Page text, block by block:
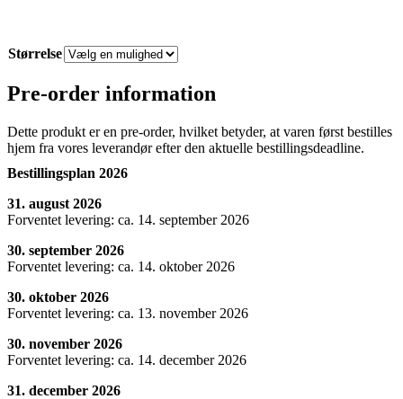
Størrelse
Pre-order information
Dette produkt er en pre-order, hvilket betyder, at varen først bestilles
hjem fra vores leverandør efter den aktuelle bestillingsdeadline.
Bestillingsplan 2026
31. august 2026
Forventet levering: ca. 14. september 2026
30. september 2026
Forventet levering: ca. 14. oktober 2026
30. oktober 2026
Forventet levering: ca. 13. november 2026
30. november 2026
Forventet levering: ca. 14. december 2026
31. december 2026